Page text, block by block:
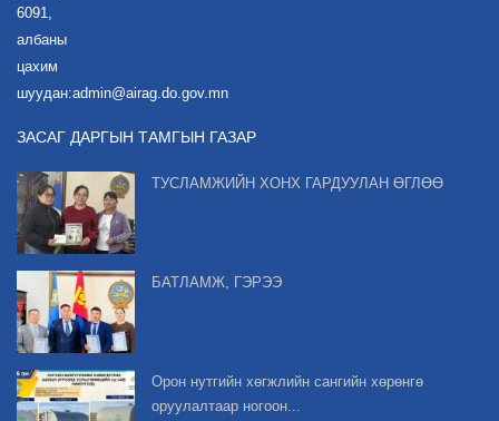
6091,
албаны
цахим
шуудан:admin@airag.do.gov.mn
ЗАСАГ ДАРГЫН ТАМГЫН ГАЗАР
ТУСЛАМЖИЙН ХОНХ ГАРДУУЛАН ӨГЛӨӨ
БАТЛАМЖ, ГЭРЭЭ
Орон нутгийн хөгжлийн сангийн хөрөнгө
оруулалтаар ногоон...